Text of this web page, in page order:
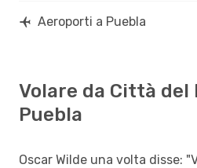
Aeroporti a Puebla
Volare da Città del
Puebla
Oscar Wilde una volta disse: